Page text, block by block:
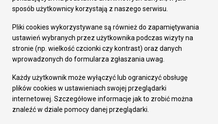
Elektroniczna Skrzynka Podawcza
Gospodarka
Fundusze europejskie
Środki krajowe
Oferty inwestycyjne
Pozostałe
Deklaracja dostępności
Dane osobowe
Dodaj opinię o witrynie
sposób użytkownicy korzystają z naszego serwisu.
Pliki cookies wykorzystywane są również do zapamiętywania
ustawień wybranych przez użytkownika podczas wizyty na
stronie (np. wielkość czcionki czy kontrast) oraz danych
wprowadzonych do formularza zgłaszania uwag.
Każdy użytkownik może wyłączyć lub ograniczyć obsługę
plików cookies w ustawieniach swojej przeglądarki
internetowej. Szczegółowe informacje jak to zrobić można
znaleźć w dziale pomocy danej przeglądarki.